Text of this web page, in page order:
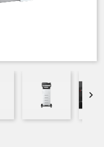
